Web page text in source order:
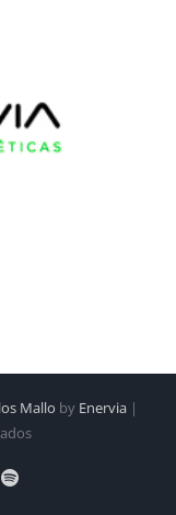
Mallo by Enervia |
Spotify